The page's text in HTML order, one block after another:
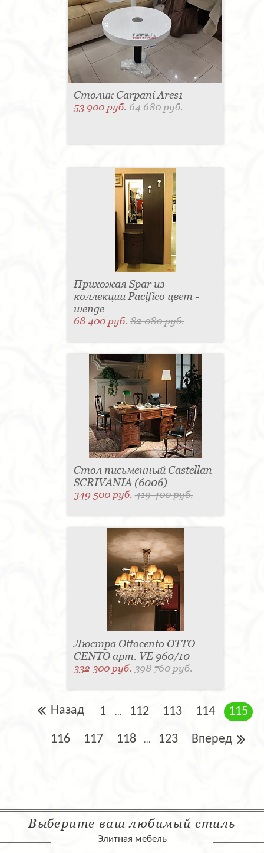
Столик Carpani Ares1
53 900 руб.64 680 руб.
Прихожая Spar из
коллекции Pacifico цвет -
wenge
68 400 руб.82 080 руб.
Стол письменный Castellan
SCRIVANIA (6006)
349 500 руб.419 400 руб.
Люстра Ottocento OTTO
CENTO арт. VE 960/10
332 300 руб.398 760 руб.
Назад 1 ... 112 113 114 115
116 117 118 ... 123 Вперед
Выберите ваш любимый стиль
Элитная мебель